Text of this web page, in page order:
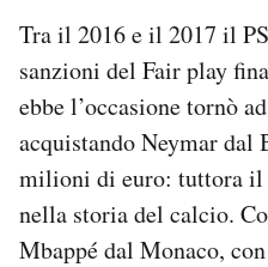
Tra il 2016 e il 2017 il
sanzioni del Fair play
ebbe l’occasione tornò
acquistando Neymar dal
milioni di euro: tuttora il
nella storia del calcio.
Mbappé dal Monaco,